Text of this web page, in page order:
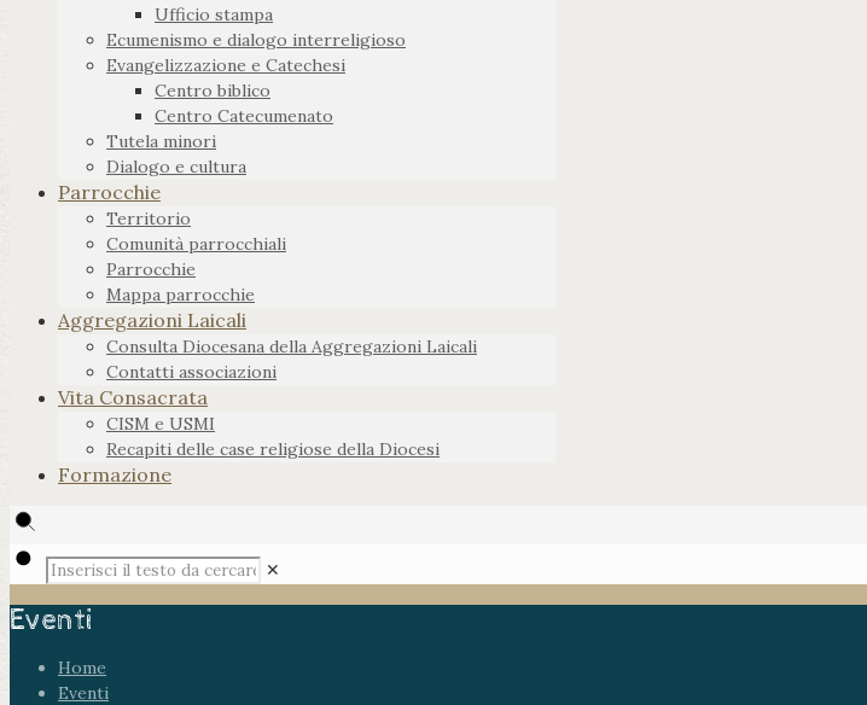
Ufficio stampa
Ecumenismo e dialogo interreligioso
Evangelizzazione e Catechesi
Centro biblico
Centro Catecumenato
Tutela minori
Dialogo e cultura
Parrocchie
Territorio
Comunità parrocchiali
Parrocchie
Mappa parrocchie
Aggregazioni Laicali
Consulta Diocesana della Aggregazioni Laicali
Contatti associazioni
Vita Consacrata
CISM e USMI
Recapiti delle case religiose della Diocesi
Formazione
✕
Eventi
Home
Eventi